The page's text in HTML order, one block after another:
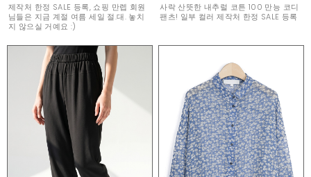
제작처 한정 SALE 등록, 쇼핑 만렙 회원
님들은 지금 계절 여름 세일 절.대. 놓치
지 않으실 거예요 :)
사락 산뜻한 내추럴 코튼 100 만능 코디
팬츠! 일부 컬러 제작처 한정 SALE 등록